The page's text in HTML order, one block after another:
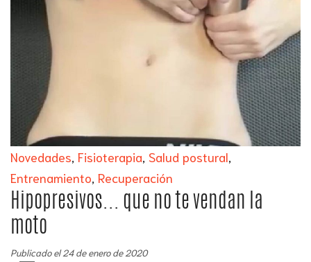
Novedades, Fisioterapia, Salud postural,
Entrenamiento, Recuperación
Hipopresivos... que no te vendan la
moto
Publicado el 24 de enero de 2020